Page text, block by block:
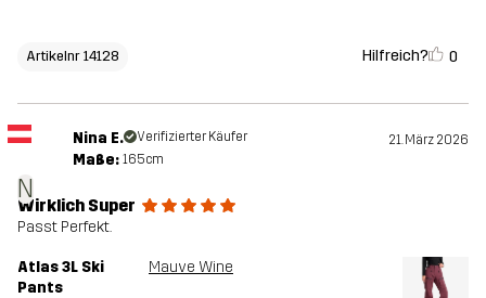
Artikelnr 14128 Hilfreich? 0
N
Nina E. Verifizierter Käufer 21. März 2026
Maße: 165cm
Wirklich Super
Passt Perfekt.
Atlas 3L Ski
Pants
Mauve Wine